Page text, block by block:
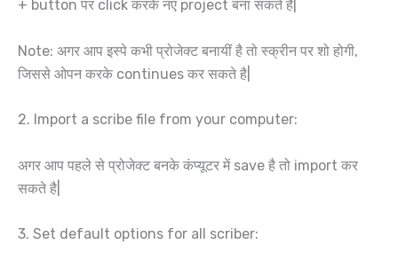
+ button पर click करके नए project बना सकते है|
Note: अगर आप इस्पे कभी प्रोजेक्ट बनायीं है तो स्क्रीन पर शो होगी,
जिससे ओपन करके continues कर सकते है|
2. Import a scribe file from your computer:
अगर आप पहले से प्रोजेक्ट बनके कंप्यूटर में save है तो import कर
सकते है|
3. Set default options for all scriber: